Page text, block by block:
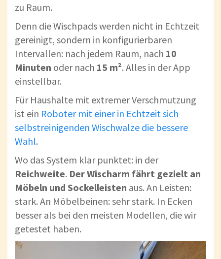
zu Raum.
Denn die Wischpads werden nicht in Echtzeit
gereinigt, sondern in konfigurierbaren
Intervallen: nach jedem Raum, nach 10
Minuten oder nach 15 m². Alles in der App
einstellbar.
Für Haushalte mit extremer Verschmutzung
ist ein Roboter mit einer in Echtzeit sich
selbstreinigenden Wischwalze die bessere
Wahl.
Wo das System klar punktet: in der
Reichweite. Der Wischarm fährt gezielt an
Möbeln und Sockelleisten aus. An Leisten:
stark. An Möbelbeinen: sehr stark. In Ecken
besser als bei den meisten Modellen, die wir
getestet haben.